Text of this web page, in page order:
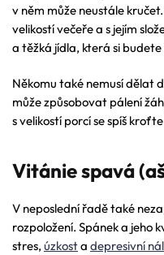
v něm může neustále
velikostí večeře a s jejím
a těžká jídla, která si
Někomu také nemusí dělat
může způsobovat pálení
s velikostí porcí se spíš
Vitánie spavá
V neposlední řadě také
rozpoložení. Spánek a jeho
stres, úzkosta depresivní